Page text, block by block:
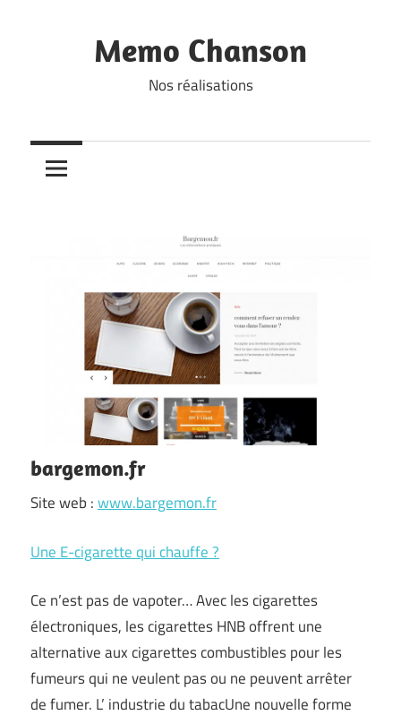
Memo Chanson
Nos réalisations
bargemon.fr
Site web :www.bargemon.fr
Une E-cigarette qui chauffe ?
Ce n’est pas de vapoter… Avec les cigarettes
électroniques, les cigarettes HNB offrent une
alternative aux cigarettes combustibles pour les
fumeurs qui ne veulent pas ou ne peuvent arrêter
de fumer. L’ industrie du tabacUne nouvelle forme